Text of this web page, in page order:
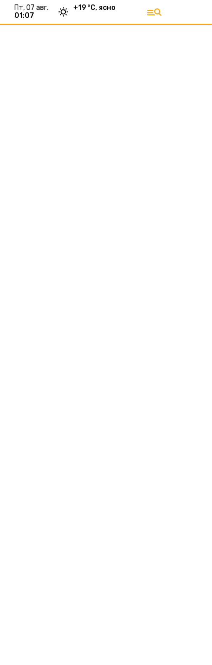
пт, 07 авг.
01:07
+19 °С, ясно